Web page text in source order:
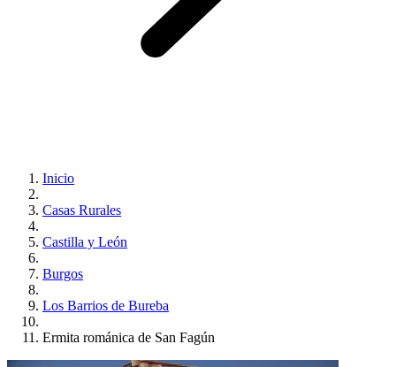
Inicio
Casas Rurales
Castilla y León
Burgos
Los Barrios de Bureba
Ermita románica de San Fagún